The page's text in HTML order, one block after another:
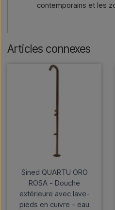
contemporains et les
Articles connexes
Sined QUARTU ORO
ROSA - Douche
extérieure avec lave-
pieds en cuivre - eau